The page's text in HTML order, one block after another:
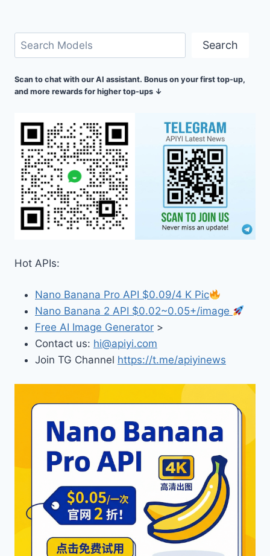
검
색
Search
Scan to chat with our AI assistant. Bonus on your first top-up,
and more rewards for higher top-ups ↓
Hot APIs:
Nano Banana Pro API $0.09/4 K Pic
Nano Banana 2 API $0.02~0.05+/image
Free AI Image Generator >
Contact us: hi@apiyi.com
Join TG Channel https://t.me/apiyinews